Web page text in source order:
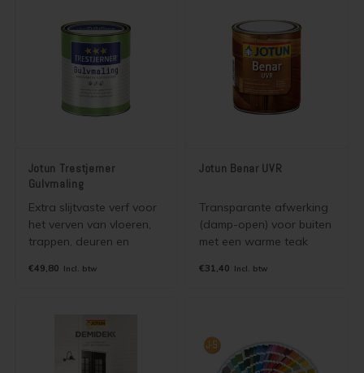
of bij schilderwerk in een
lichte kleur. Vervangt
Jotun Demidekk Oljetäc
Jotun Trestjerner
Gulvmaling
Extra slijtvaste verf voor
het verven van vloeren,
trappen, deuren en
gebruikt de verf voor het
laminaat kurk en vinyl.
€49,80 Incl. btw
Jotun Benar UVR
Transparante afwerking
(damp-open) voor buiten
met een warme teak
uitstraling op basis van
€31,40 Incl. btw